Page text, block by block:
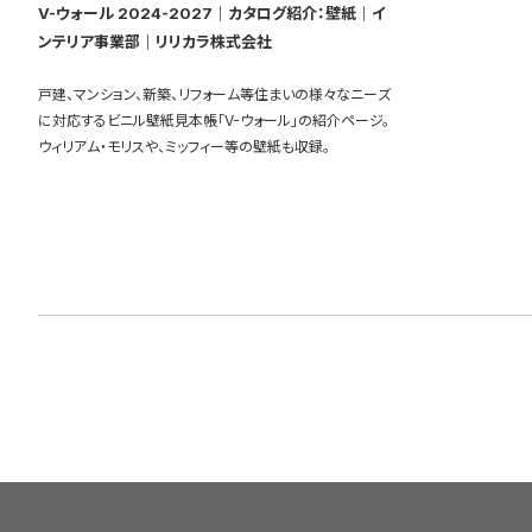
V-ウォール 2024-2027｜カタログ紹介：壁紙｜イ
ンテリア事業部｜リリカラ株式会社
戸建、マンション、新築、リフォーム等住まいの様々なニーズ
に対応するビニル壁紙見本帳「V-ウォール」の紹介ページ。
ウィリアム・モリスや、ミッフィー等の壁紙も収録。